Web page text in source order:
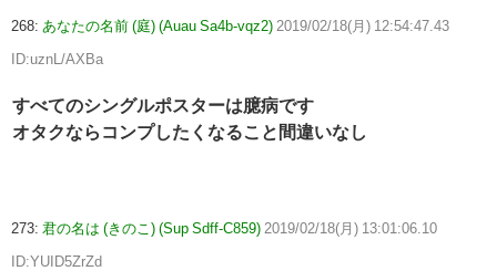
268: あなたの名前 (庭) (Auau Sa4b-vqz2) 2019/02/18(月) 12:54:47.43
ID:uznL/AXBa
すべてのシングルポスターは臆病です
オタクならコンプしたくなること間違いなし
273: 君の名は (きのこ) (Sup Sdff-C859) 2019/02/18(月) 13:01:06.10
ID:YUID5ZrZd